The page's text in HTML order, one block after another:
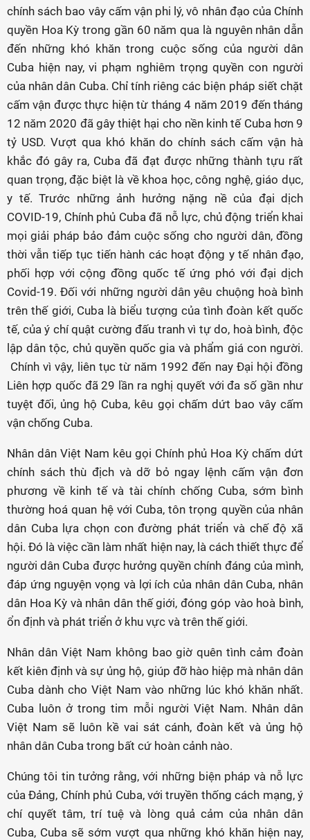
chính sách bao vây cấm vận phi lý, vô nhân đạo của Chính
quyền Hoa Kỳ trong gần 60 năm qua là nguyên nhân dẫn
đến những khó khăn trong cuộc sống của người dân
Cuba hiện nay, vi phạm nghiêm trọng quyền con người
của nhân dân Cuba. Chỉ tính riêng các biện pháp siết chặt
cấm vận được thực hiện từ tháng 4 năm 2019 đến tháng
12 năm 2020 đã gây thiệt hại cho nền kinh tế Cuba hơn 9
tỷ USD. Vượt qua khó khăn do chính sách cấm vận hà
khắc đó gây ra, Cuba đã đạt được những thành tựu rất
quan trọng, đặc biệt là về khoa học, công nghệ, giáo dục,
y tế. Trước những ảnh hưởng nặng nề của đại dịch
COVID-19, Chính phủ Cuba đã nỗ lực, chủ động triển khai
mọi giải pháp bảo đảm cuộc sống cho người dân, đồng
thời vẫn tiếp tục tiến hành các hoạt động y tế nhân đạo,
phối hợp với cộng đồng quốc tế ứng phó với đại dịch
Covid-19. Đối với những người dân yêu chuộng hoà bình
trên thế giới, Cuba là biểu tượng của tình đoàn kết quốc
tế, của ý chí quật cường đấu tranh vì tự do, hoà bình, độc
lập dân tộc, chủ quyền quốc gia và phẩm giá con người.
Chính vì vậy, liên tục từ năm 1992 đến nay Đại hội đồng
Liên hợp quốc đã 29 lần ra nghị quyết với đa số gần như
tuyệt đối, ủng hộ Cuba, kêu gọi chấm dứt bao vây cấm
vận chống Cuba.
Nhân dân Việt Nam kêu gọi Chính phủ Hoa Kỳ chấm dứt
chính sách thù địch và dỡ bỏ ngay lệnh cấm vận đơn
phương về kinh tế và tài chính chống Cuba, sớm bình
thường hoá quan hệ với Cuba, tôn trọng quyền của nhân
dân Cuba lựa chọn con đường phát triển và chế độ xã
hội. Đó là việc cần làm nhất hiện nay, là cách thiết thực để
người dân Cuba được hưởng quyền chính đáng của mình,
đáp ứng nguyện vọng và lợi ích của nhân dân Cuba, nhân
dân Hoa Kỳ và nhân dân thế giới, đóng góp vào hoà bình,
ổn định và phát triển ở khu vực và trên thế giới.
Nhân dân Việt Nam không bao giờ quên tình cảm đoàn
kết kiên định và sự ủng hộ, giúp đỡ hào hiệp mà nhân dân
Cuba dành cho Việt Nam vào những lúc khó khăn nhất.
Cuba luôn ở trong tim mỗi người Việt Nam. Nhân dân
Việt Nam sẽ luôn kề vai sát cánh, đoàn kết và ủng hộ
nhân dân Cuba trong bất cứ hoàn cảnh nào.
Chúng tôi tin tưởng rằng, với những biện pháp và nỗ lực
của Đảng, Chính phủ Cuba, với truyền thống cách mạng, ý
chí quyết tâm, trí tuệ và lòng quả cảm của nhân dân
Cuba, Cuba sẽ sớm vượt qua những khó khăn hiện nay,